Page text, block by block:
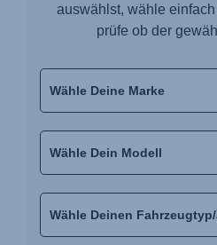
auswählst, wähle
prüfe ob der